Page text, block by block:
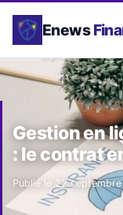
Enews
Gestion en
: le contrat
Publié le 22